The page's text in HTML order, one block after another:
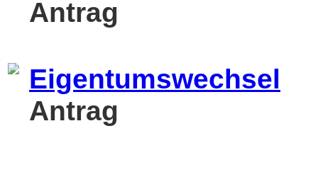
Antrag
Eigentumswechsel
Antrag